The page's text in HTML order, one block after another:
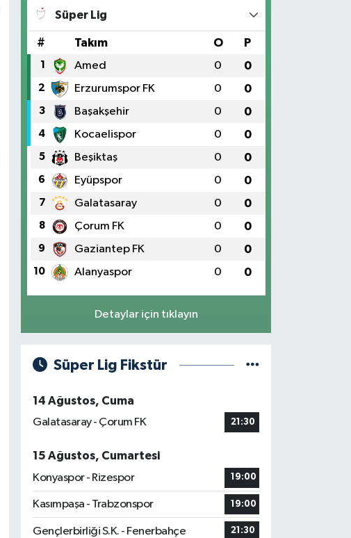
Süper Lig
# Takım O P
1 Amed 0 0
2 Erzurumspor FK 0 0
3 Başakşehir 0 0
4 Kocaelispor 0 0
5 Beşiktaş 0 0
6 Eyüpspor 0 0
7 Galatasaray 0 0
8 Çorum FK 0 0
9 Gaziantep FK 0 0
10 Alanyaspor 0 0
Detaylar için tıklayın
Süper Lig Fikstür
14 Ağustos, Cuma
Galatasaray - Çorum FK
21:30
15 Ağustos, Cumartesi
Konyaspor - Rizespor
19:00
Kasımpaşa - Trabzonspor 19:00
Gençlerbirliği S.K. - Fenerbahçe 21:30